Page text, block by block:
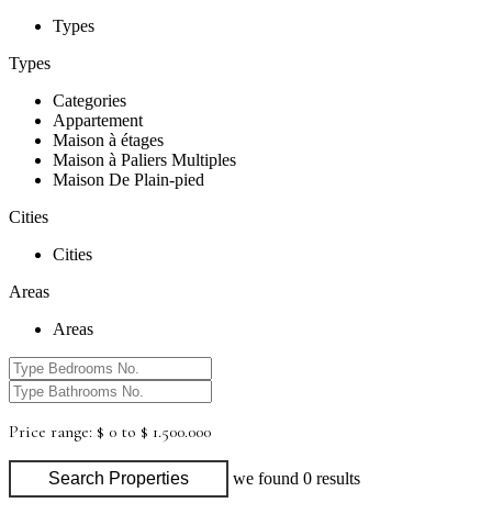
Types
Types
Categories
Appartement
Maison à étages
Maison à Paliers Multiples
Maison De Plain-pied
Cities
Cities
Areas
Areas
Price range: $ 0 to $ 1.500.000
Search Properties we found 0 results